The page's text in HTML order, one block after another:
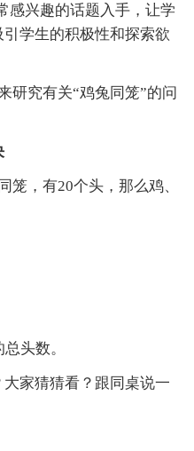
感兴趣的话题入手，让学
学生的积极性和探索欲
研究有关“鸡兔同笼”的问
笼，有20个头，那么鸡、
头数。
家猜猜看？跟同桌说一